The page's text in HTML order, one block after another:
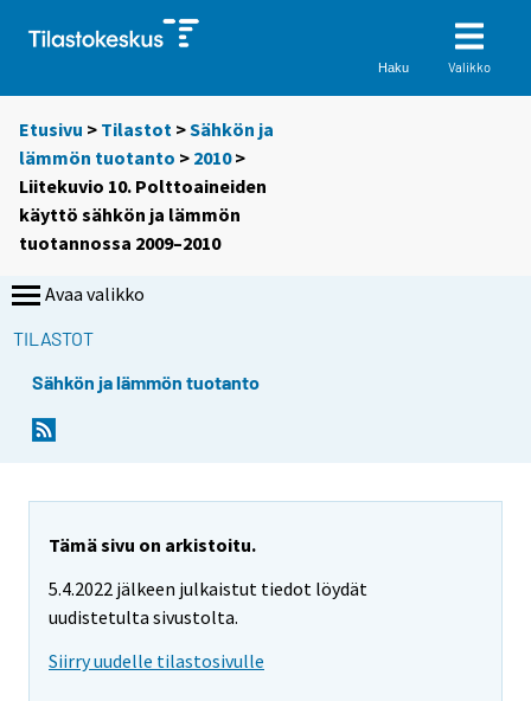
Haku Valikko
Etusivu > Tilastot >Sähkön ja
lämmön tuotanto > 2010>
Liitekuvio 10. Polttoaineiden
käyttö sähkön ja lämmön
tuotannossa 2009–2010
Avaa valikko
TILASTOT
Sähkön ja lämmön tuotanto
Tämä sivu on arkistoitu.
5.4.2022 jälkeen julkaistut tiedot löydät
uudistetulta sivustolta.
Siirry uudelle tilastosivulle